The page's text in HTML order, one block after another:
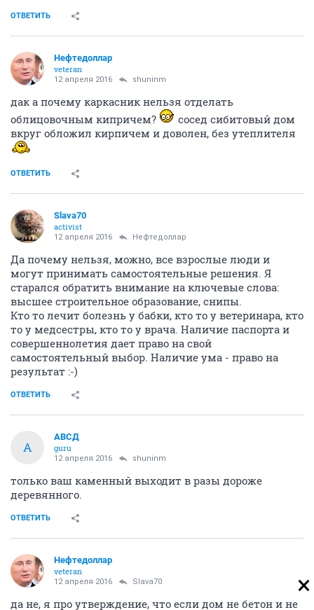
ОТВЕТИТЬ
Нефтедоллар
veteran
12 апреля 2016 shuninm
дак а почему каркасник нельзя отделать
облицовочным кипричем?
сосед сибитовый дом
вкруг обложил кирпичем и доволен, без утеплителя
ОТВЕТИТЬ
Slava70
activist
12 апреля 2016 Нефтедоллар
Да почему нельзя, можно, все взрослые люди и
могут принимать самостоятельные решения. Я
старался обратить внимание на ключевые слова:
высшее строительное образование, снипы.
Кто то лечит болезнь у бабки, кто то у ветеринара, кто
то у медсестры, кто то у врача. Наличие паспорта и
совершеннолетия дает право на свой
самостоятельный выбор. Наличие ума - право на
результат :-)
ОТВЕТИТЬ
А
АВСД
guru
12 апреля 2016 shuninm
только ваш каменный выходит в разы дороже
деревянного.
ОТВЕТИТЬ
Нефтедоллар
veteran
12 апреля 2016 Slava70
да не, я про утверждение, что если дом не бетон и не